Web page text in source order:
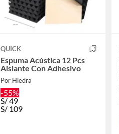
QUICK
Espuma Acústica 12 Pcs
Aislante Con Adhesivo
Por Hiedra
-55%
S/49
S/ 109